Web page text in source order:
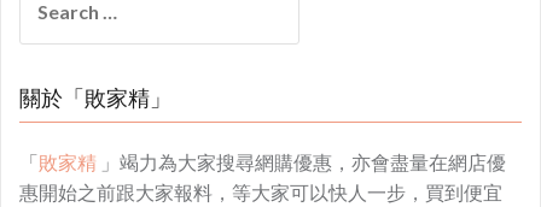
for:
關於「敗家精」
「敗家精 」竭力為大家搜尋網購優惠，亦會盡量在網店優
惠開始之前跟大家報料，等大家可以快人一步，買到便宜